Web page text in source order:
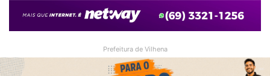
Prefeitura de Vilhena